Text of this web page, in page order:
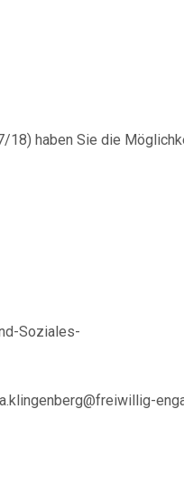
18) haben Sie die
Soziales-